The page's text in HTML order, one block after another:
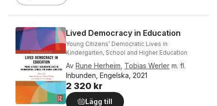
Lived Democracy in Education
Young Citizens’ Democratic Lives in
Kindergarten, School and Higher Education
Av Rune Herheim Tobias Werler m. fl.
Inbunden, Engelska, 2021
2 320 kr
Lägg till